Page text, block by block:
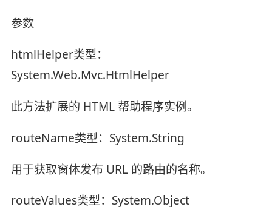
参数
htmlHelper类型：
System.Web.Mvc.HtmlHelper
此方法扩展的 HTML 帮助程序实例。
routeName类型：System.String
用于获取窗体发布 URL 的路由的名称。
routeValues类型：System.Object